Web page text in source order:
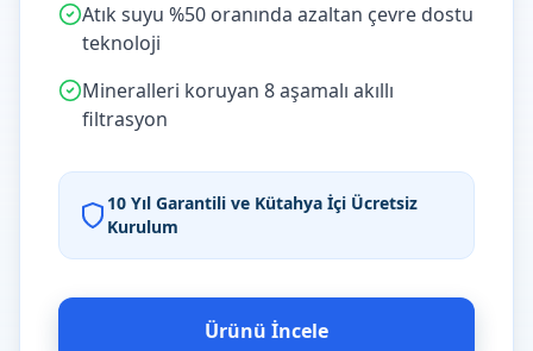
Atık suyu %50 oranında azaltan çevre dostu
teknoloji
Mineralleri koruyan 8 aşamalı akıllı
filtrasyon
10 Yıl Garantili ve Kütahya İçi Ücretsiz
Kurulum
Ürünü İncele